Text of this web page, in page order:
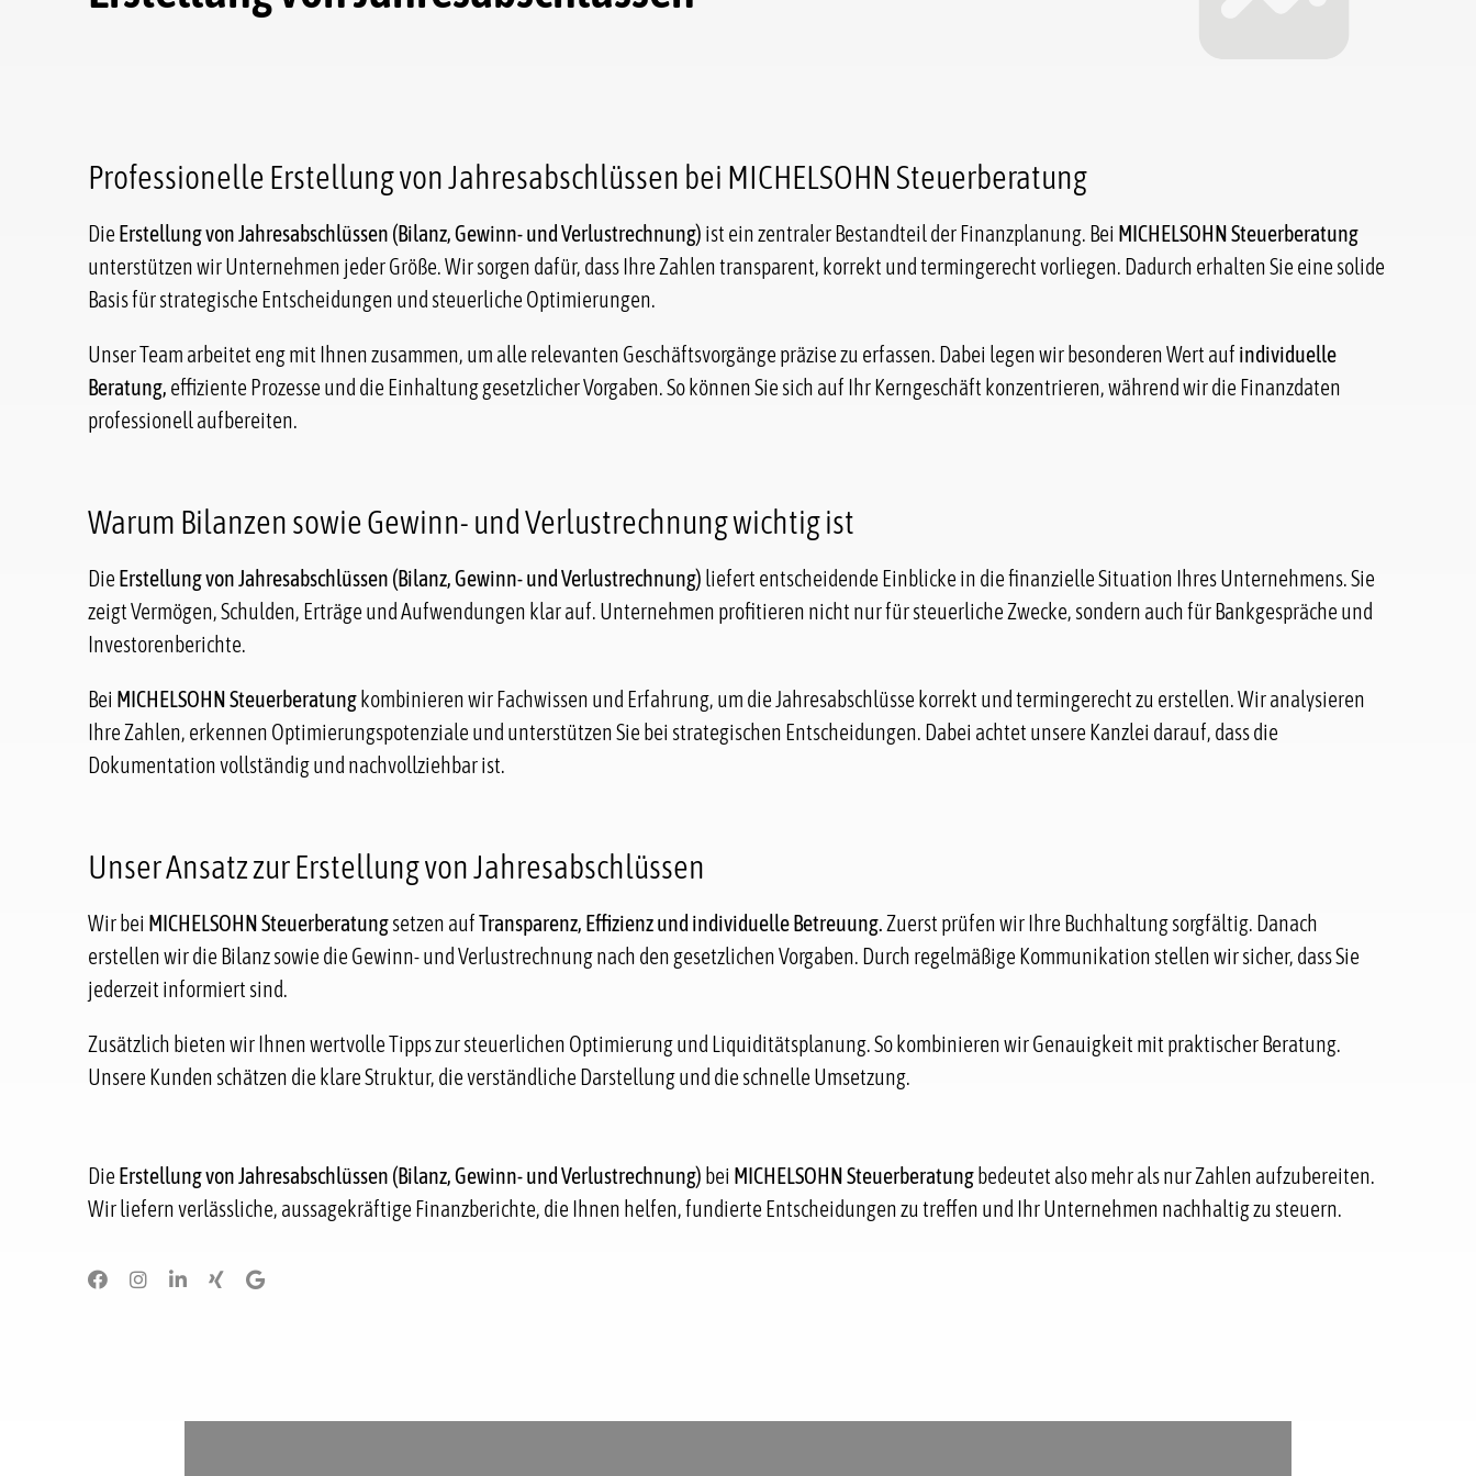
Professionelle Erstellung von Jahresabschlüssen bei MICHELSOHN Steuerberatung
Die Erstellung von Jahresabschlüssen (Bilanz, Gewinn- und Verlustrechnung) ist ein zentraler Bestandteil der Finanzplanung. Bei MICHELSOHN Steuerberatung
unterstützen wir Unternehmen jeder Größe. Wir sorgen dafür, dass Ihre Zahlen transparent, korrekt und termingerecht vorliegen. Dadurch erhalten Sie eine solide
Basis für strategische Entscheidungen und steuerliche Optimierungen.
Unser Team arbeitet eng mit Ihnen zusammen, um alle relevanten Geschäftsvorgänge präzise zu erfassen. Dabei legen wir besonderen Wert auf individuelle
Beratung, effiziente Prozesse und die Einhaltung gesetzlicher Vorgaben. So können Sie sich auf Ihr Kerngeschäft konzentrieren, während wir die Finanzdaten
professionell aufbereiten.
Warum Bilanzen sowie Gewinn- und Verlustrechnung wichtig ist
Die Erstellung von Jahresabschlüssen (Bilanz, Gewinn- und Verlustrechnung) liefert entscheidende Einblicke in die finanzielle Situation Ihres Unternehmens. Sie
zeigt Vermögen, Schulden, Erträge und Aufwendungen klar auf. Unternehmen profitieren nicht nur für steuerliche Zwecke, sondern auch für Bankgespräche und
Investorenberichte.
Bei MICHELSOHN Steuerberatung kombinieren wir Fachwissen und Erfahrung, um die Jahresabschlüsse korrekt und termingerecht zu erstellen. Wir analysieren
Ihre Zahlen, erkennen Optimierungspotenziale und unterstützen Sie bei strategischen Entscheidungen. Dabei achtet unsere Kanzlei darauf, dass die
Dokumentation vollständig und nachvollziehbar ist.
Unser Ansatz zur Erstellung von Jahresabschlüssen
Wir bei MICHELSOHN Steuerberatungsetzen aufTransparenz, Effizienz und individuelle Betreuung.Zuerst prüfen wir Ihre Buchhaltung sorgfältig. Danach
erstellen wir die Bilanz sowie die Gewinn- und Verlustrechnung nach den gesetzlichen Vorgaben. Durch regelmäßige Kommunikation stellen wir sicher, dass Sie
jederzeit informiert sind.
Zusätzlich bieten wir Ihnen wertvolle Tipps zur steuerlichen Optimierung und Liquiditätsplanung. So kombinieren wir Genauigkeit mit praktischer Beratung.
Unsere Kunden schätzen die klare Struktur, die verständliche Darstellung und die schnelle Umsetzung.
Die Erstellung von Jahresabschlüssen (Bilanz, Gewinn- und Verlustrechnung) bei MICHELSOHN Steuerberatung bedeutet also mehr als nur Zahlen aufzubereiten.
Wir liefern verlässliche, aussagekräftige Finanzberichte, die Ihnen helfen, fundierte Entscheidungen zu treffen und Ihr Unternehmen nachhaltig zu steuern.